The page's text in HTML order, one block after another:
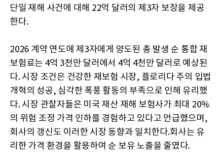
단일 재해 사건에 대해 22억 달러의 제3자 보장을 제공
한다.
2026 계약 연도에 제3자에게 양도된 총 발생 순 통합 재
보험료는 4억 3천만 달러에서 4억 4천만 달러로 예상된
다. 시장 조건은 건강한 재보험 시장, 플로리다 주의 입법
개혁의 성공, 심각한 폭풍 활동의 부족으로 인해 유리했
다. 시장 관찰자들은 미국 재산 재해 보험사가 최대 20%
의 위험 조정 가격 인하를 경험하고 있다고 언급했으며,
회사의 갱신도 이러한 시장 동향과 일치한다.회사는 유
리한 가격 환경을 활용하여 순 보유 노출을 줄였다.